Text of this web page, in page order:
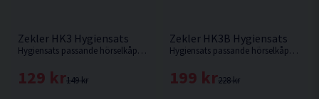
Zekler HK3 Hygiensats
Hygiensats passande hörselkåpor från Zekler.
149 kr
129 kr
Zekler HK3B Hygiensats
Hygiensats passande hörselkåpor från Zekler.
228 kr
199 kr